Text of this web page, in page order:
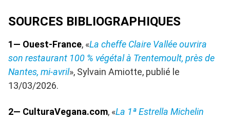
SOURCES BIBLIOGRAPHIQUES
1— Ouest-France, «La cheffe Claire Vallée ouvrira
son restaurant 100 % végétal à Trentemoult, près de
Nantes, mi-avril», Sylvain Amiotte, publié le
13/03/2026.
2— CulturaVegana.com, «La 1ª Estrella Michelin